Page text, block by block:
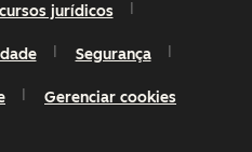
jurídicos
Segurança
Gerenciar cookies